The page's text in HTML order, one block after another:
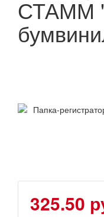
СТАММ
325.50